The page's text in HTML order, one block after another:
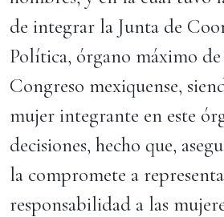
de integrar la Junta de
Política, órgano máximo
Congreso mexiquense,
mujer integrante en este
decisiones, hecho que,
la compromete a
responsabilidad a las